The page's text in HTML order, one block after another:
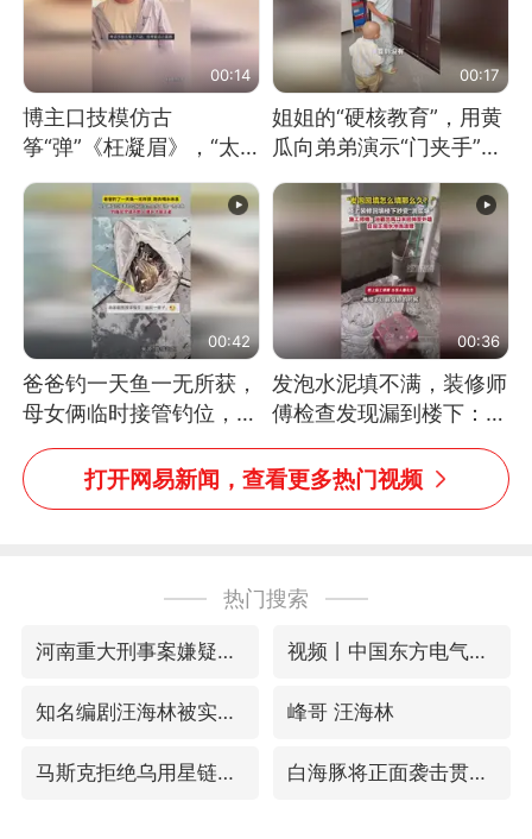
00:14
博主口技模仿古
筝“弹”《枉凝眉》，“太
像了～你是吃古筝长大的
吗？”“或将成为首位考级
不带古筝的选手。”（来
源：新华每日电讯）
00:17
姐姐的“硬核教育”，用黄
瓜向弟弟演示“门夹手”，
网友：果然言传不如身
教！
00:42
爸爸钓一天鱼一无所获，
母女俩临时接管钓位，用
玩具鱼竿钓上大鱼
00:36
发泡水泥填不满，装修师
傅检查发现漏到楼下：出
风口未延伸到外墙
打开网易新闻，查看更多热门视频
热门搜索
河南重大刑事案嫌疑人落网 视频丨中国东方电气集团原党组副书记、董事宋致远被查
知名编剧汪海林被实名举报偷税漏税 峰哥 汪海林
马斯克拒绝乌用星链打击俄境内目标 白海豚将正面袭击贯穿浙江